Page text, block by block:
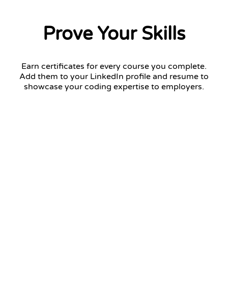
Prove Your Skills
Earn certificates for every course you complete.
Add them to your LinkedIn profile and resume to
showcase your coding expertise to employers.